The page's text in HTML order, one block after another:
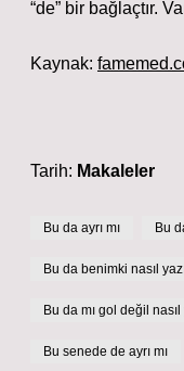
“de” bir bağlaçtır.
Kaynak:
Tarih: Makaleler
Bu da ayrı mı Bu
Bu da benimki nasıl
Bu da mı gol değil nasıl
Bu senede de ayrı mı